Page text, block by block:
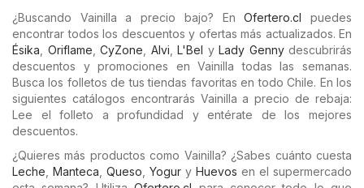
¿Buscando Vainilla a precio bajo? EnOfertero.cl puedes
encontrar todos los descuentos y ofertas más actualizados. En
Ésika
Oriflame CyZone Alvi L'Bel y Lady Gennydescubrirás
descuentos y promociones en Vainilla todas las semanas.
Busca los folletos de tus tiendas favoritas en todo Chile. En los
siguientes catálogos encontrarás Vainilla a precio de rebaja:
Lee el folleto a profundidad y entérate de los mejores
descuentos.
¿Quieres más productos como Vainilla? ¿Sabes cuánto cuesta
Leche Manteca Queso Yogur y Huevos en el supermercado